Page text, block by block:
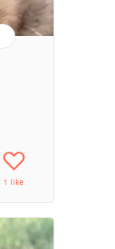
1 like